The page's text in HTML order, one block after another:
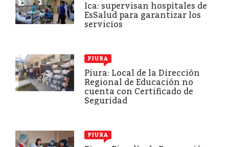
Ica: supervisan hospitales de
EsSalud para garantizar los
servicios
PIURA
Piura: Local de la Dirección
Regional de Educación no
cuenta con Certificado de
Seguridad
PIURA